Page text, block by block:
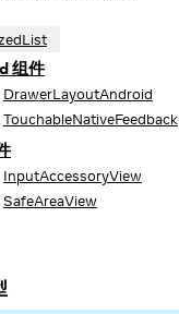
组件
DrawerLayoutAndroid
TouchableNativeFeedback
InputAccessoryView
SafeAreaView